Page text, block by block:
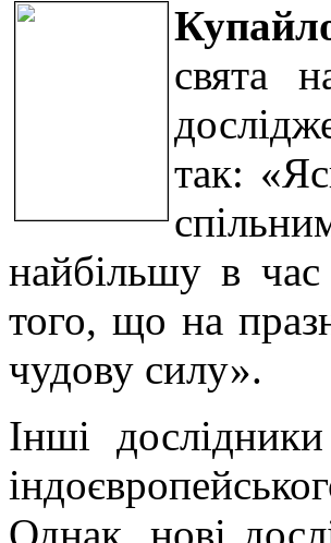
свята
так:
найбільшу в
того, що на
чудову силу».
Інші
Однак, нові